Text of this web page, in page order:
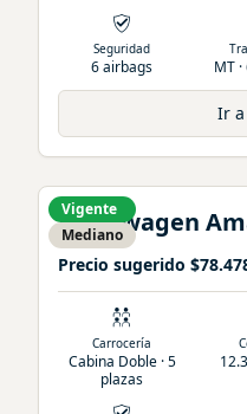
Seguridad
6 airbags MT
Ir
Vigente
Mediano
Volkswagen
Precio sugerido
Carrocería
Cabina Doble · 5
plazas